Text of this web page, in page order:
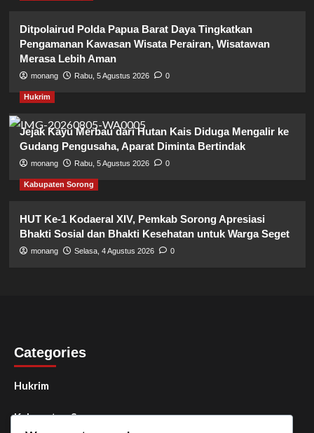
Ditpolairud Polda Papua Barat Daya Tingkatkan
Pengamanan Kawasan Wisata Perairan, Wisatawan
Merasa Lebih Aman
monang Rabu, 5 Agustus 2026 0
Hukrim
Jejak Kayu Merbau dari Hutan Kais Diduga Mengalir ke
Gudang Pengusaha, Aparat Diminta Bertindak
monang Rabu, 5 Agustus 2026 0
Kabupaten Sorong
HUT Ke-1 Kodaeral XIV, Pemkab Sorong Apresiasi
Bhakti Sosial dan Bhakti Kesehatan untuk Warga Seget
monang Selasa, 4 Agustus 2026 0
Categories
Hukrim
Kabupaten Sorong